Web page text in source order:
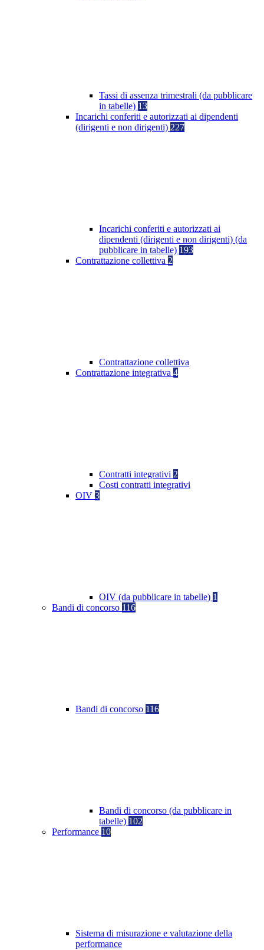
Tassi di assenza trimestrali (da pubblicare
in tabelle) 13
Incarichi conferiti e autorizzati ai dipendenti
(dirigenti e non dirigenti) 227
Incarichi conferiti e autorizzati ai
dipendenti (dirigenti e non dirigenti) (da
pubblicare in tabelle) 193
Contrattazione collettiva 2
Contrattazione collettiva
Contrattazione integrativa 4
Contratti integrativi 2
Costi contratti integrativi
OIV 3
OIV (da pubblicare in tabelle) 1
Bandi di concorso 116
Bandi di concorso 116
Bandi di concorso (da pubblicare in
tabelle) 102
Performance 10
Sistema di misurazione e valutazione della
performance